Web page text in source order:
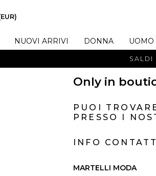
NUOVI ARRIVI DONNA UOMO
SALDI
Only in
PUOI
PRESSO I
INFO
MARTELLI MODA